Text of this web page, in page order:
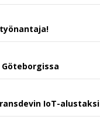
IoT-alustaksi